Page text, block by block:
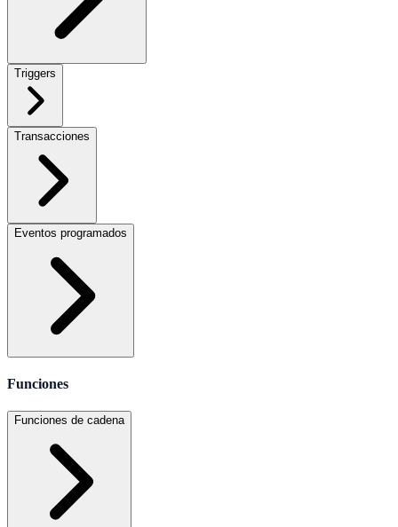
Triggers
Transacciones
Eventos programados
Funciones
Funciones de cadena